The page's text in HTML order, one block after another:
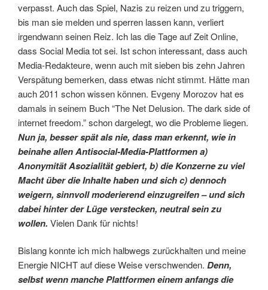
verpasst. Auch das Spiel, Nazis zu reizen und zu triggern,
bis man sie melden und sperren lassen kann, verliert
irgendwann seinen Reiz. Ich las die Tage auf Zeit Online,
dass Social Media tot sei. Ist schon interessant, dass auch
Media-Redakteure, wenn auch mit sieben bis zehn Jahren
Verspätung bemerken, dass etwas nicht stimmt. Hätte man
auch 2011 schon wissen können. Evgeny Morozov hat es
damals in seinem Buch “The Net Delusion. The dark side of
internet freedom.” schon dargelegt, wo die Probleme liegen.
Nun ja, besser spät als nie, dass man erkennt, wie in
beinahe allen Antisocial-Media-Plattformen a)
Anonymität Asozialität gebiert, b) die Konzerne zu viel
Macht über die Inhalte haben und sich c) dennoch
weigern, sinnvoll moderierend einzugreifen – und sich
dabei hinter der Lüge verstecken, neutral sein zu
wollen. Vielen Dank für nichts!
Bislang konnte ich mich halbwegs zurückhalten und meine
Energie NICHT auf diese Weise verschwenden. Denn,
selbst wenn manche Plattformen einem anfangs die